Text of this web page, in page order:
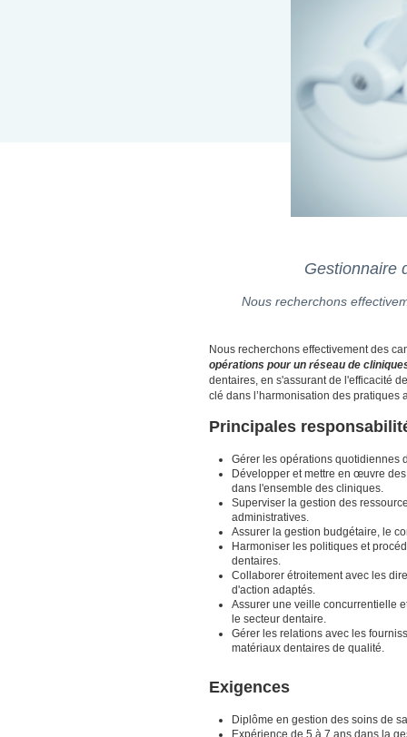
Gestionnaire
Nous recherchons
Nous recherchons effectivement des
opérations pour un réseau de
dentaires, en s'assurant de l'efficacité
clé dans l’harmonisation des
Principales
Gérer les opérations quotidiennes
Développer et mettre en œuvre
dans l'ensemble des cliniques.
Superviser la gestion des
administratives.
Assurer la gestion budgétaire, le
Harmoniser les politiques et
dentaires.
Collaborer étroitement avec les
d'action adaptés.
Assurer une veille concurrentielle
le secteur dentaire.
Gérer les relations avec les
matériaux dentaires de qualité.
Exigences
Diplôme en gestion des soins de
Expérience de 5 à 7 ans dans la